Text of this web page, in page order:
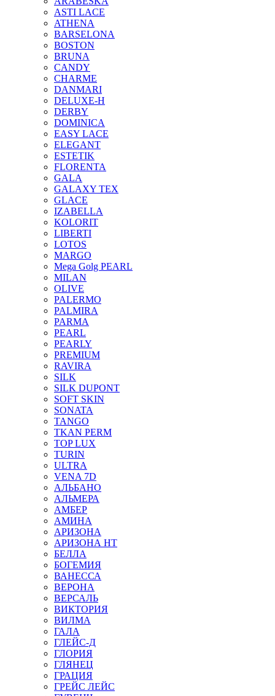
ASTI LACE
ATHENA
BARSELONA
BOSTON
BRUNA
CANDY
CHARME
DANMARI
DELUXE-H
DERBY
DOMINICA
EASY LACE
ELEGANT
ESTETIK
FLORENTA
GALA
GALAXY TEX
GLACE
IZABELLA
KOLORIT
LIBERTI
LOTOS
MARGO
Mega Golg PEARL
MILAN
OLIVE
PALERMO
PALMIRA
PARMA
PEARL
PEARLY
PREMIUM
RAVIRA
SILK
SILK DUPONT
SOFT SKIN
SONATA
TANGO
TKAN PERM
TOP LUX
TURIN
ULTRA
VENA 7D
АЛЬБАНО
АЛЬМЕРА
АМБЕР
АМИНА
АРИЗОНА
АРИЗОНА НТ
БЕЛЛА
БОГЕМИЯ
ВАНЕССА
ВЕРОНА
ВЕРСАЛЬ
ВИКТОРИЯ
ВИЛМА
ГАЛА
ГЛЕЙС-Д
ГЛОРИЯ
ГЛЯНЕЦ
ГРАЦИЯ
ГРЕЙС ЛЕЙС